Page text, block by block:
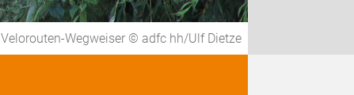
Velorouten-Wegweiser © adfc hh/Ulf Dietze